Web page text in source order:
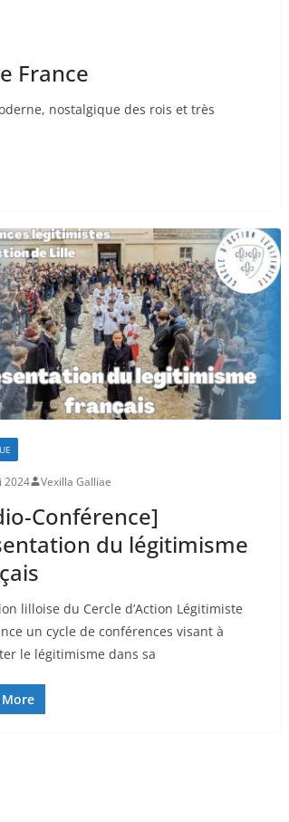
France
nostalgique des rois et très
2024 Vexilla Galliae
Conférence]
du légitimisme
lilloise du Cercle d’Action Légitimiste
un cycle de conférences visant à
le légitimisme dans sa
More